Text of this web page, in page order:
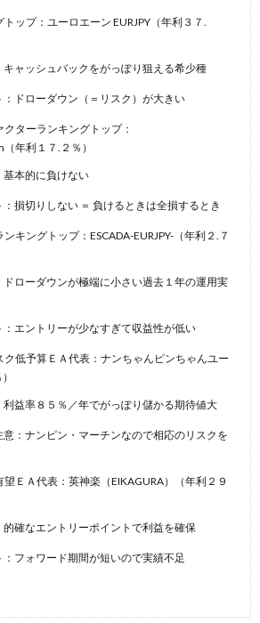
ップ：ユーロエーン EURJPY（年利３７.
キャッシュバックをがっぽり狙える希少種
：ドローダウン（＝リスク）が大きい
ターランキングトップ：
年利１７.２％）
基本的に負けない
損切りしない ＝ 負けるときは全損するとき
キングトップ：ESCADA-EURJPY-（年利２.７
ドローダウンが極端に小さい過去１年の運用実
：エントリーが少なすぎて収益性が低い
ク低予算ＥＡ代表：ナンちゃんピンちゃんユー
利益率８５％／年でがっぽり儲かる期待値大
意：ナンピン・マーチンなので相応のリスクを
望ＥＡ代表：英神楽（EIKAGURA）（年利２９
的確なエントリーポイントで利益を確保
：フォワード期間が短いので実績不足